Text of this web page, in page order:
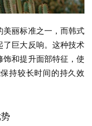
美丽标准之一，而韩式
了巨大反响。这种技术
和提升面部特征，使
持较长时间的持久效